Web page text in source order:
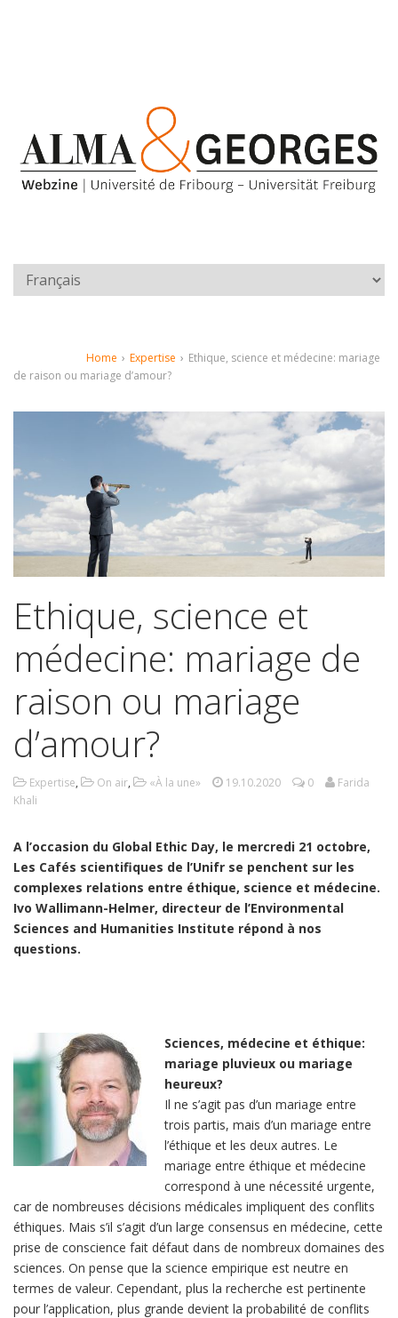
Home › Expertise › Ethique, science et médecine: mariage
de raison ou mariage d’amour?
Ethique, science et
médecine: mariage de
raison ou mariage
d’amour?
Expertise, On air, «À la une» 19.10.2020 0
Farida
Khali
A l’occasion du Global Ethic Day, le mercredi 21 octobre,
Les Cafés scientifiques de l’Unifr se penchent sur les
complexes relations entre éthique, science et médecine.
Ivo Wallimann-Helmer, directeur de l’Environmental
Sciences and Humanities Institute répond à nos
questions.
Sciences, médecine et éthique:
mariage pluvieux ou mariage
heureux?
Il ne s’agit pas d’un mariage entre
trois partis, mais d’un mariage entre
l’éthique et les deux autres. Le
mariage entre éthique et médecine
correspond à une nécessité urgente,
car de nombreuses décisions médicales impliquent des conflits
éthiques. Mais s’il s’agit d’un large consensus en médecine, cette
prise de conscience fait défaut dans de nombreux domaines des
sciences. On pense que la science empirique est neutre en
termes de valeur. Cependant, plus la recherche est pertinente
pour l’application, plus grande devient la probabilité de conflits